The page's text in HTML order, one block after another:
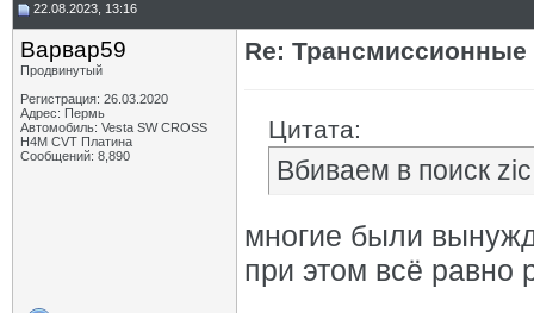
22.08.2023, 13:16
Варвар59
Продвинутый
Регистрация: 26.03.2020
Адрес: Пермь
Автомобиль: Vesta SW CROSS
H4M CVT Платина
Сообщений: 8,890
Re:
Цитата:
Вбиваем в поиск
многие были
при этом всё равно